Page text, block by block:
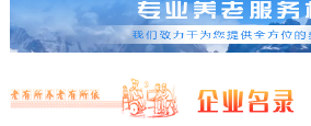
商数量及参展品牌
品及原料展览会
展览会之一。展览
Annex, Lagos, 尼日
主办方：英富曼展
16147人，参展商